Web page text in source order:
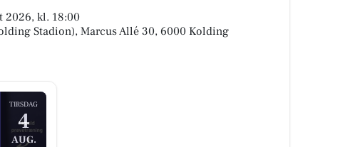
2026, kl. 18:00
Stadion), Marcus Allé 30, 6000 Kolding
TIRSDAG
4
AUG.